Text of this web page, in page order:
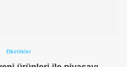
Etkinlikler